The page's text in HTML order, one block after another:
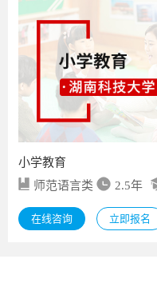
小学教育
师范语言类
2.5年
在线咨询 立即报名